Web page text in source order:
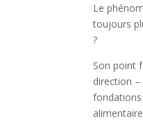
Le
toujours
?
Son point
direction